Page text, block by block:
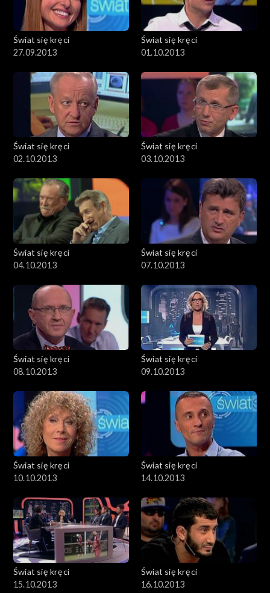
Świat się kręci
27.09.2013
Świat się kręci
01.10.2013
Świat się kręci
02.10.2013
Świat się kręci
03.10.2013
Świat się kręci
04.10.2013
Świat się kręci
07.10.2013
Świat się kręci
08.10.2013
Świat się kręci
09.10.2013
Świat się kręci
10.10.2013
Świat się kręci
14.10.2013
Świat się kręci
15.10.2013
Świat się kręci
16.10.2013